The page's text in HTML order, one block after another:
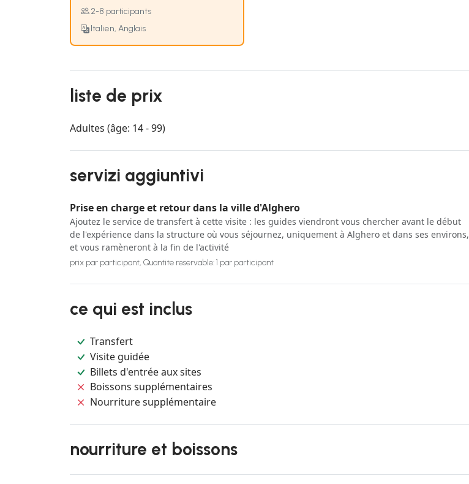
2-8 participants
Italien, Anglais
liste de prix
Adultes (âge: 14 - 99)
servizi aggiuntivi
Prise en charge et retour dans la ville d'Alghero
Ajoutez le service de transfert à cette visite : les guides viendront vous chercher avant le début
de l'expérience dans la structure où vous séjournez, uniquement à Alghero et dans ses environs,
et vous ramèneront à la fin de l'activité
prix par participant, Quantite reservable: 1 par participant
ce qui est inclus
Transfert
Visite guidée
Billets d'entrée aux sites
Boissons supplémentaires
Nourriture supplémentaire
nourriture et boissons